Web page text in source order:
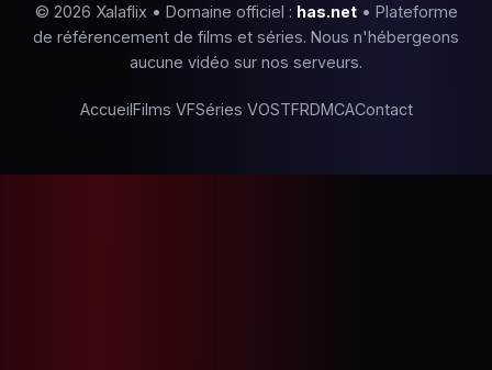
© 2026 Xalaflix • Domaine officiel : has.net• Plateforme
de référencement de films et séries. Nous n'hébergeons
aucune vidéo sur nos serveurs.
AccueilFilms VFSéries VOSTFRDMCAContact